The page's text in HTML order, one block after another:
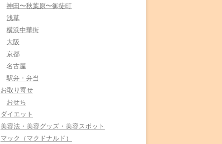
神田〜秋葉原〜御徒町
浅草
横浜中華街
大阪
京都
名古屋
駅弁・弁当
お取り寄せ
おせち
ダイエット
美容法・美容グッズ・美容スポット
マック（マクドナルド）